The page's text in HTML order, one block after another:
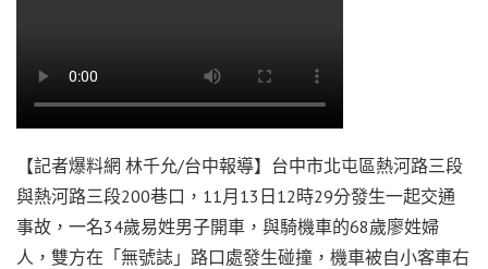
【記者爆料網 林千允/台中報導】台中市北屯區熱河路三段
與熱河路三段200巷口，11月13日12時29分發生一起交通
事故，一名34歲易姓男子開車，與騎機車的68歲廖姓婦
人，雙方在「無號誌」路口處發生碰撞，機車被自小客車右